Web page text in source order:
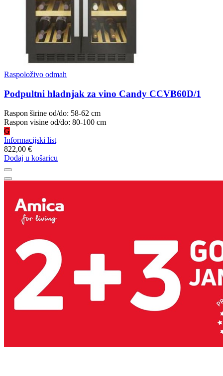
Raspoloživo odmah
Podpultni hladnjak za vino Candy CCVB60D/1
Raspon širine od/do: 58-62 cm
Raspon visine od/do: 80-100 cm
G
Informacijski list
822,00 €
Dodaj u košaricu